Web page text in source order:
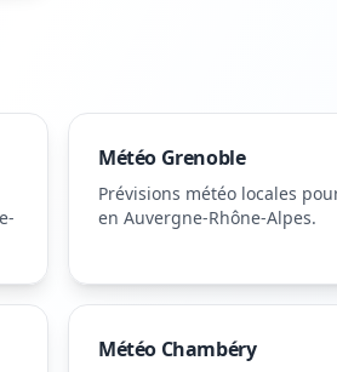
Météo Grenoble
Prévisions météo locales
en Auvergne-Rhône-Alpes.
Météo Chambéry